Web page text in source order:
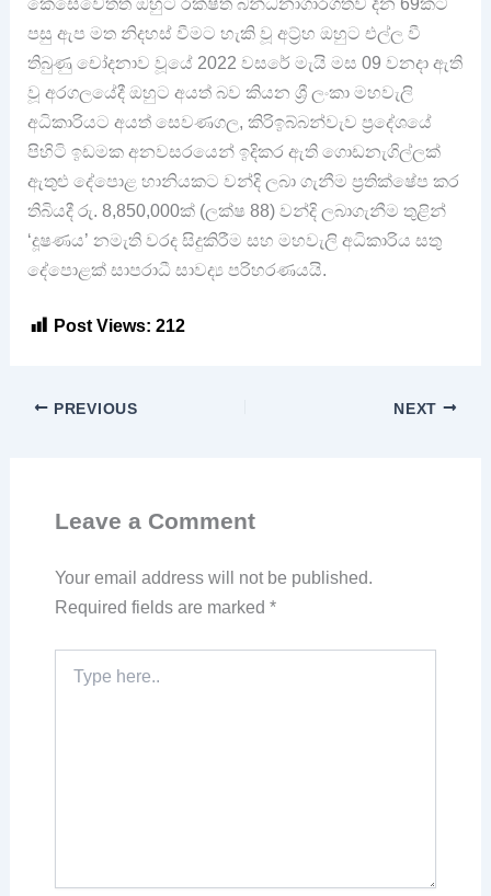
පසු ඇප මත නිදහස් වීමට හැකි වූ අට්‍ර්හ ඔහුට එල්ල වී
තිබුණු චෝදනාව වූයේ 2022 වසරේ මැයි මස 09 වනදා ඇති
වූ අරගලයේදී ඔහුට අයත් බව කියන ශ්‍රී ලංකා මහවැලි
අධිකාරියට අයත් සෙවණගල, කිරිඉබ්බන්වැව ප්‍රදේශයේ
පිහිටි ඉඩමක අනවසරයෙන් ඉදිකර ඇති ගොඩනැගිල්ලක්
ඇතුළු දේපොළ හානියකට වන්දි ලබා ගැනීම ප්‍රතික්ෂේප කර
තිබියදී රු. 8,850,000ක් (ලක්ෂ 88) වන්දි ලබාගැනීම තුළින්
‘දූෂණය’ නමැති වරද සිදුකිරීම සහ මහවැලි අධිකාරිය සතු
දේපොළක් සාපරාධී සාවද්‍ය පරිහරණයයි.
Post Views: 212
PREVIOUS NEXT
Leave a Comment
Your email address will not be published.
Required fields are marked *
here..